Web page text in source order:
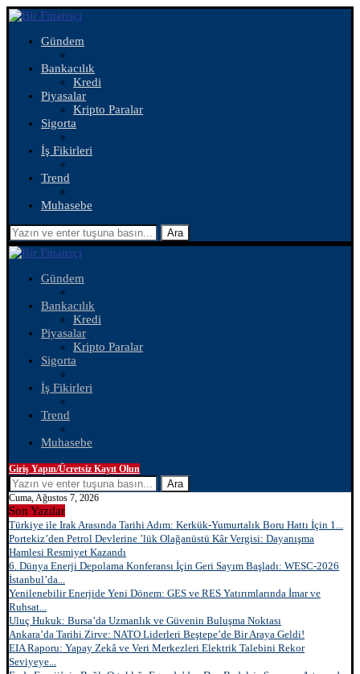
Gündem
Bankacılık
Kredi
Piyasalar
Kripto Paralar
Sigorta
İş Fikirleri
Trend
Muhasebe
Ara
Gündem
Bankacılık
Kredi
Piyasalar
Kripto Paralar
Sigorta
İş Fikirleri
Trend
Muhasebe
Giriş Yapın/Ücretsiz Kayıt Olun
Ara
Cuma, Ağustos 7, 2026
Son Yazılar
Türkiye ile Irak Arasında Tarihi Adım: Kerkük-Yumurtalık Boru Hattı İçin 1...
Portekiz’den Petrol Devlerine ’lük Olağanüstü Kâr Vergisi: Dayanışma
Hamlesi Resmiyet Kazandı
6. Dünya Enerji Depolama Konferansı İçin Geri Sayım Başladı: WESC-2026
İstanbul’da...
Yenilenebilir Enerjide Yeni Dönem: GES ve RES Yatırımlarında İmar ve
Ruhsat...
Uluç Hukuk: Bursa’da Uzmanlık ve Güvenin Buluşma Noktası
Ankara’da Tarihi Zirve: NATO Liderleri Beştepe’de Bir Araya Geldi!
EIA Raporu: Yapay Zekâ ve Veri Merkezleri Elektrik Talebini Rekor
Seviyeye...